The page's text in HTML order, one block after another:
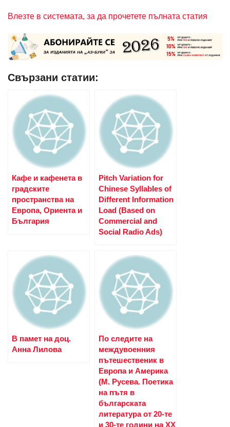
Влезте в системата, за да прочетете пълната статия
Свързани статии:
Кафе и кафенета в
градските
пространства на
Европа, Ориента и
България
Pitch Variation for
Chinese Syllables of
Different Information
Load (Based on
Commercial and
Social Radio Ads)
В памет на доц.
Анна Лилова
По следите на
междувоенния
пътешественик в
Европа и Америка
(М. Русева. Поетика
на пътя в
българската
литература от 20-те
и 30-те години на XX